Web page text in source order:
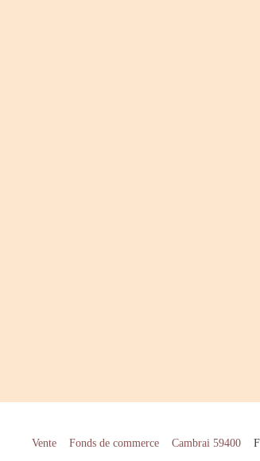
Vente Fonds de commerce Cambrai 59400